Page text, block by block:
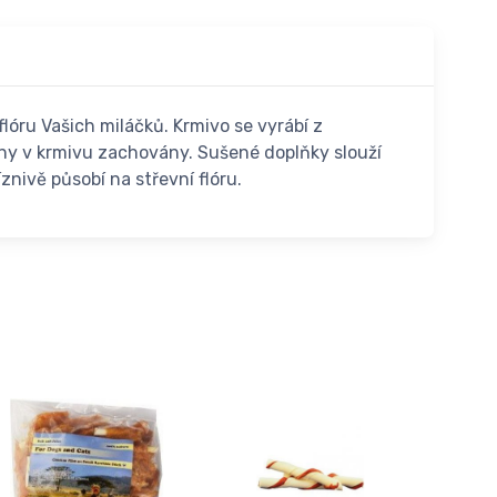
Vašich miláčků. Krmivo se vyrábí z
v krmivu zachovány. Sušené doplňky slouží
působí na střevní flóru.